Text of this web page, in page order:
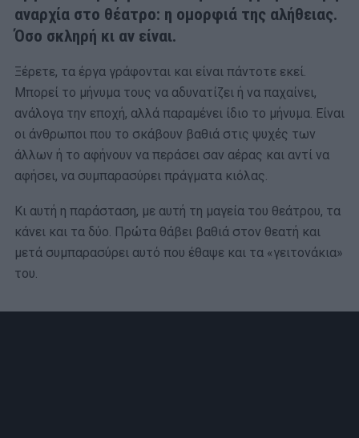
αναρχία στο θέατρο: η ομορφιά της αλήθειας.
Όσο σκληρή κι αν είναι.
Ξέρετε, τα έργα γράφονται και είναι πάντοτε εκεί.
Μπορεί το μήνυμα τους να αδυνατίζει ή να παχαίνει,
ανάλογα την εποχή, αλλά παραμένει ίδιο το μήνυμα. Είναι
οι άνθρωποι που το σκάβουν βαθιά στις ψυχές των
άλλων ή το αφήνουν να περάσει σαν αέρας και αντί να
αφήσει, να συμπαρασύρει πράγματα κιόλας.
Κι αυτή η παράσταση, με αυτή τη μαγεία του θεάτρου, τα
κάνει και τα δύο. Πρώτα θάβει βαθιά στον θεατή και
μετά συμπαρασύρει αυτό που έθαψε και τα «γειτονάκια»
του.